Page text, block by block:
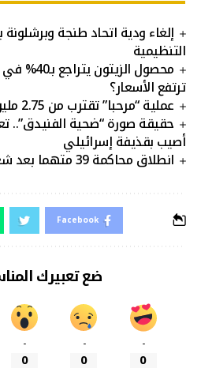
إلغاء ودية اتحاد طنجة وبرشلونة
التنظيمية
محصول
ترتفع الأسعار؟
عملية “مرحبا” تقترب من 2.75 مليون وافد..
حقيقة صورة “ضحية الفنيدق”..
أصيب بقذيفة إسرائيلي
انطلاق محاكمة 39 متهما بعد شغب معبر بني أنصار
Facebook
ضع تعبيرك
-
0
-
0
-
0